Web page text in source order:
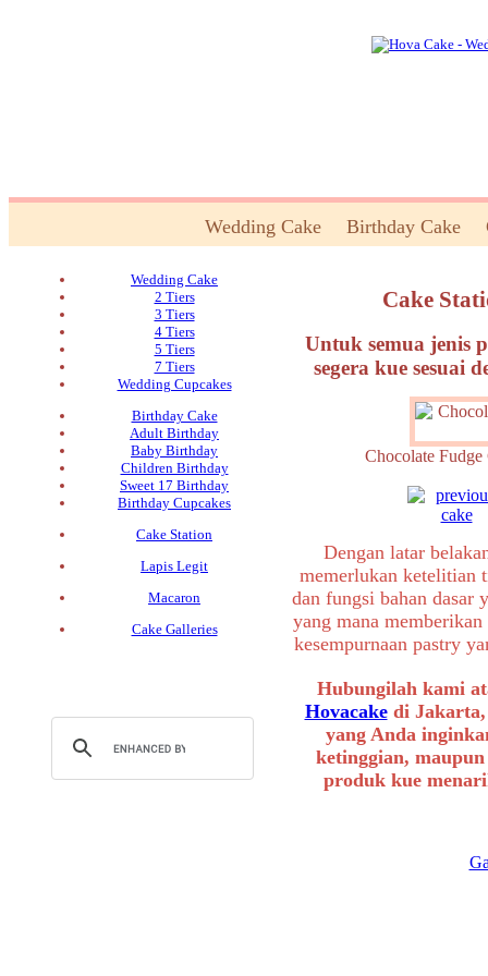
Wedding Cake Birthday Cake
Wedding Cake
2 Tiers
3 Tiers
4 Tiers
5 Tiers
7 Tiers
Wedding Cupcakes
Birthday Cake
Adult Birthday
Baby Birthday
Children Birthday
Sweet 17 Birthday
Birthday Cupcakes
Cake Station
Lapis Legit
Macaron
Cake Galleries
Cake
Untuk semua jenis
segera kue sesuai
Chocolate
Dengan latar
memerlukan ketelitian
dan fungsi bahan dasar
yang mana
kesempurnaan pastry
Hubungilah kami
Hovacakedi Jakarta,
yang Anda
ketinggian,
produk kue